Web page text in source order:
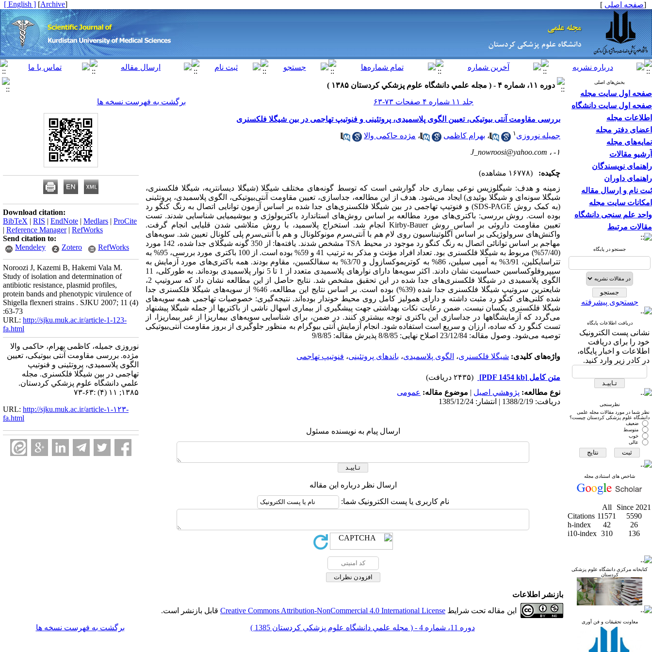
[صفحه اصلی ]
[
Archive
]
[ English ]
بخش‌های اصلی
صفحه اول سایت مجله
صفحه اول سایت دانشگاه
اطلاعات مجله
اعضای دفتر مجله
نمایه‌های مجله
آرشیو مقالات
راهنمای نویسندگان
راهنمای داوران
ثبت نام و ارسال مقاله
امکانات سایت مجله
واحد علم سنجی دانشگاه
مقالات مرتبط
جستجو در پایگاه
جستجوی پیشرفته
دریافت اطلاعات پایگاه
نشانی پست الکترونیک
خود را برای دریافت
اطلاعات و اخبار پایگاه،
در کادر زیر وارد کنید.
نظرسنجی
نظر شما در مورد مقالات مجله علمی
دانشگاه علوم پزشکی کردستان چیست؟
ضعیف
متوسط
خوب
عالی
شاخص های استنادی مجله
All
Since 2021
Citations 11571
5590
h-index
42
26
i10-index 310 136
کتابخانه مرکزی دانشگاه علوم پزشکی
کردستان
معاونت تحقیقات و فن آوری
دوره ۱۱، شماره ۴ - ( مجله علمي دانشگاه علوم پزشكي كردستان ۱۳۸۵ )
جلد ۱۱ شماره ۴ صفحات ۷۳-۶۳
برگشت به فهرست نسخه ها
بررسی مقاومت آنتی بیوتیکی، تعیین الگوی پلاسمیدی، پروتئینی و فنوتیپ تهاجمی در بین شیگلا فلکسنری‌
جمیله نوروزی ۱ ، بهرام کاظمی ، مژده حاکمی والا
۱- ،
J_nowroosi@yahoo.com
چکیده:
(۱۶۷۷۸ مشاهده)
زمینه و هدف: شیگلوزیس نوعی بیماری حاد گوارشی است که توسط گونه‌های مختلف شیگلا (شیگلا دیسانتریه، شیگلا فلکسنری،
شیگلا سونه‌ای و شیگلا بوئیدی) ایجاد می‌شود. هدف از این مطالعه، جداسازی، تعیین مقاومت آنتی‌بیوتیکی، الگوی پلاسمیدی، پروتئینی
(به کمک روش SDS-PAGE) و فنوتیپ تهاجمی در بین شیگلا فلکسنری‌های جدا شده بر اساس آزمون توانایی اتصال به رنگ کنگو رد
بوده است. روش بررسی: باکتری‌های مورد مطالعه بر اساس روش‌های استاندارد باکتریولوژی و بیوشیمیایی شناسایی شدند. تست
تعیین مقاومت داروئی بر اساس روش Kirby-Bauer انجام شد. استخراج پلاسمید، با روش متلاشی شدن قلیایی انجام گرفت.
واکنش‌های سرولوژیکی بر اساس آگلوتیناسیون روی لام هم با آنتی‌سرم مونوکلونال و هم با آنتی‌سرم پلی کلونال تعیین شد. سویه‌های
مهاجم بر اساس توانائی اتصال به رنگ کنگو رد موجود در محیط TSA مشخص شدند. یافته‌ها: از 350 گونه شیگلای جدا شده، 142 مورد
(57/40%) مربوط به شیگلا فلکسنری بود. تعداد افراد مؤنث و مذکر به ترتیب 41 و 59% بوده است. از 100 باکتری مورد بررسی، 95% به
تتراسایکلین، 3/91% به آمپی سیلین، 86% به کوتریموکسازول و 3/70% به سفالکسین، مقاوم بودند. همه باکتری‌های مورد آزمایش به
سیپروفلوکساسین حساسیت نشان دادند. اکثر سویه‌ها دارای نوارهای پلاسمیدی متعدد از 1 تا 5 نوار پلاسمیدی بوده‌اند. به طورکلی، 11
الگوی پلاسمیدی در شیگلا فلکسنری‌های جدا شده در این تحقیق مشخص شد. نتایج حاصل از این مطالعه نشان داد که سروتیپ 2،
شایعترین سروتیپ شیگلا فلکسنری جدا شده (39%) بوده است. بر اساس نتایج این مطالعه، 46% از سویه‌های شیگلا فلکسنری جدا
شده کلنی‌های کنگو رد مثبت داشته و دارای همولیز کامل روی محیط خوندار بوده‌اند. نتیجه‌گیری: خصوصیات تهاجمی همه سویه‌های
شیگلا فلکسنری یکسان نیست. ضمن رعایت نکات بهداشتی جهت پیشگیری از بیماری اسهال ناشی از باکتریها از جمله شیگلا پیشنهاد
می‌گردد که آزمایشگاهها در جداسازی این باکتری توجه بیشتری کنند. در ضمن، برای شناسایی سویه‌های بیماریزا از غیر بیماریزا، از
تست کنگو رد که ساده، ارزان و سریع است استفاده شود. انجام آزمایش آنتی بیوگرام به منظور جلوگیری از بروز مقاومت آنتی‌بیوتیکی
توصیه می‌شود. وصول مقاله: 23/12/84 اصلاح نهایی: 8/8/85 پذیرش مقاله: 9/8/85
واژه‌های کلیدی: شیگلا فلکسنری، الگوی پلاسمیدی، باندهای پروتئینی، فنوتیپ تهاجمی
متن کامل [PDF 1454 kb]
(۲۴۳۵ دریافت)
نوع مطالعه: پژوهشي اصیل | موضوع مقاله: عمومى
دریافت: 1388/2/19 | انتشار: 1385/12/24
ارسال پیام به نویسنده مسئول
ارسال نظر درباره این مقاله
نام کاربری یا پست الکترونیک شما:
Download citation:
BibTeX | RIS | EndNote | Medlars | ProCite
| Reference Manager| RefWorks
Send citation to:
Mendeley
Zotero RefWorks
Noroozi J, Kazemi B, Hakemi Vala M.
Study of isolation and determination of
antibiotic resistance, plasmid profiles,
protein bands and phenotypic virulence of
Shigella flexneri strains . SJKU 2007; 11 (4)
:63-73
URL: http://sjku.muk.ac.ir/article-1-123-
fa.html
نوروزی جمیله، کاظمی بهرام، حاکمی والا
مژده. بررسی مقاومت آنتی بیوتیکی، تعیین
الگوی پلاسمیدی، پروتئینی و فنوتیپ
تهاجمی در بین شیگلا فلکسنری‌. مجله
علمي دانشگاه علوم پزشكي كردستان.
۱۳۸۵; ۱۱ (۴) :۶۳-۷۳
URL: http://sjku.muk.ac.ir/article-۱-۱۲۳-
fa.html
بازنشر اطلاعات
این مقاله تحت شرایط Creative Commons Attribution-NonCommercial 4.0 International License قابل بازنشر است.
دوره 11، شماره 4 - ( مجله علمي دانشگاه علوم پزشكي كردستان 1385 ) برگشت به فهرست نسخه ها